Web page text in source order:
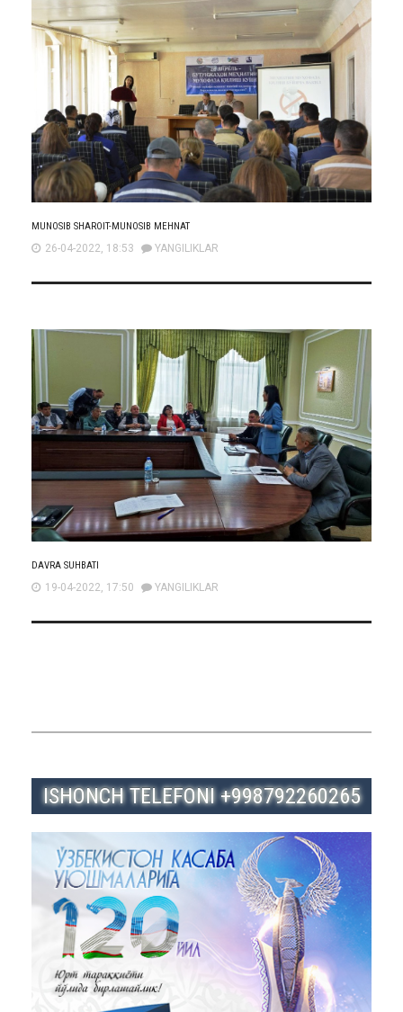
MUNOSIB SHAROIT-MUNOSIB MEHNAT
26-04-2022, 18:53 YANGILIKLAR
DAVRA SUHBATI
19-04-2022, 17:50 YANGILIKLAR
ISHONCH TELEFONI +998792260265